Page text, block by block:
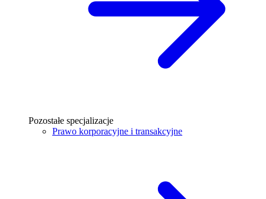
Pozostałe specjalizacje
Prawo korporacyjne i transakcyjne